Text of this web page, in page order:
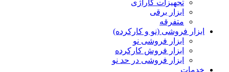
تجهیزات گاراژی
ابزار برقی
متفرقه
ابزار فروشی (نو و کارکرده)
ابزار فروشی نو
ابزار فروش کارکرده
ابزار فروشی در حد نو
خدمات